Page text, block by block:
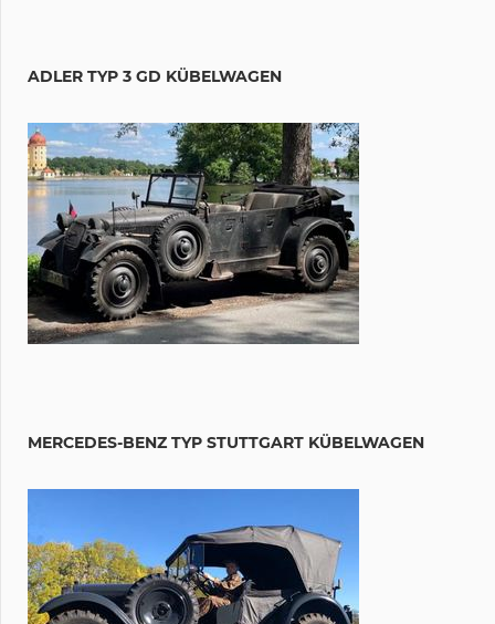
ADLER TYP 3 GD KÜBELWAGEN
MERCEDES-BENZ TYP STUTTGART KÜBELWAGEN